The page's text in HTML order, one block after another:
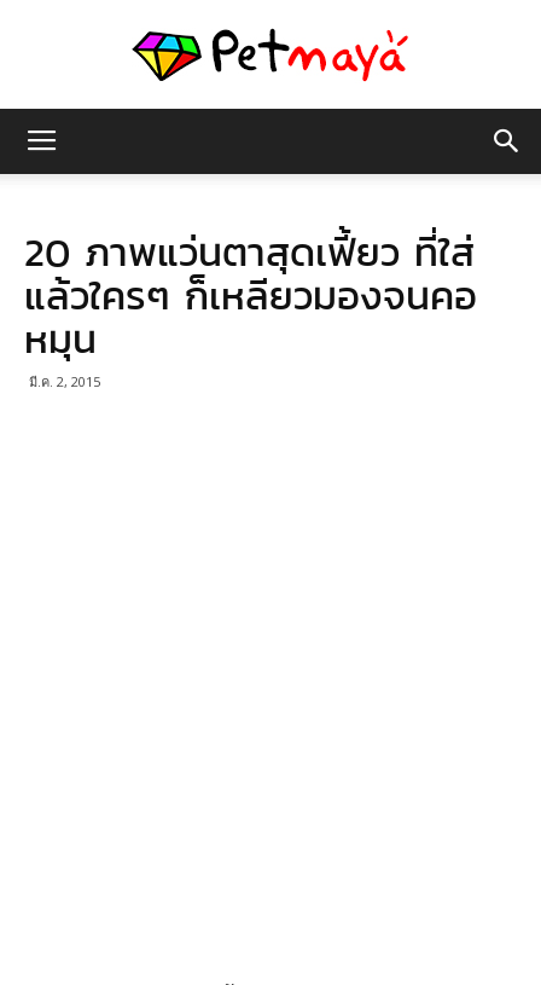
มายา
20 ภาพแว่นตาสุดเฟี้ยว ที่ใส่
แล้วใครๆ ก็เหลียวมองจนคอ
หมุน
มี.ค. 2, 2015